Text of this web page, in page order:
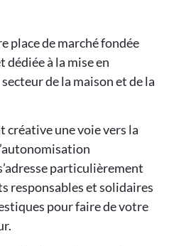
place de marché fondée
dédiée à la mise en
de la maison et de la
créative une voie vers la
particulièrement
responsables et solidaires
pour faire de votre